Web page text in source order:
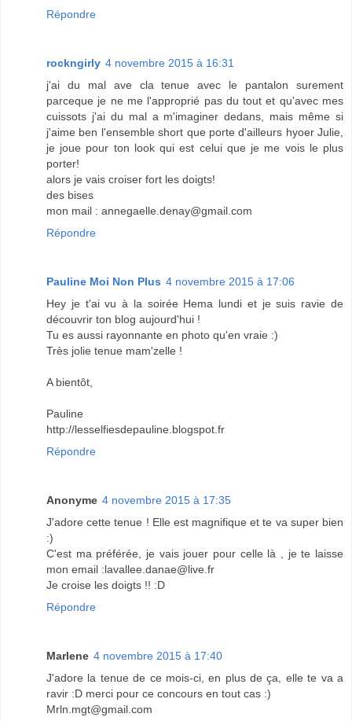
Répondre
rockngirly 4 novembre 2015 à 16:31
j'ai du mal ave cla tenue avec le pantalon surement
parceque je ne me l'approprié pas du tout et qu'avec mes
cuissots j'ai du mal a m'imaginer dedans, mais même si
j'aime ben l'ensemble short que porte d'ailleurs hyoer Julie,
je joue pour ton look qui est celui que je me vois le plus
porter!
alors je vais croiser fort les doigts!
des bises
mon mail : annegaelle.denay@gmail.com
Répondre
Pauline Moi Non Plus 4 novembre 2015 à 17:06
Hey je t'ai vu à la soirée Hema lundi et je suis ravie de
découvrir ton blog aujourd'hui !
Tu es aussi rayonnante en photo qu'en vraie :)
Très jolie tenue mam'zelle !
A bientôt,
Pauline
http://lesselfiesdepauline.blogspot.fr
Répondre
Anonyme 4 novembre 2015 à 17:35
J'adore cette tenue ! Elle est magnifique et te va super bien
:)
C'est ma préférée, je vais jouer pour celle là , je te laisse
mon email :lavallee.danae@live.fr
Je croise les doigts !! :D
Répondre
Marlene 4 novembre 2015 à 17:40
J'adore la tenue de ce mois-ci, en plus de ça, elle te va a
ravir :D merci pour ce concours en tout cas :)
Mrln.mgt@gmail.com